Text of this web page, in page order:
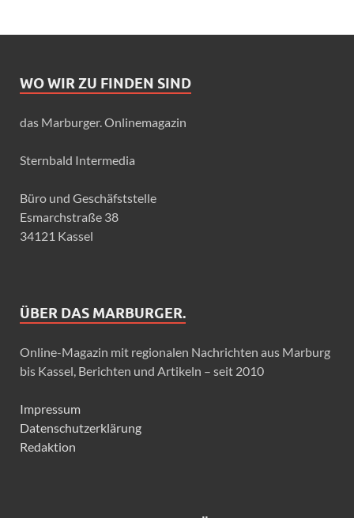
WO WIR ZU FINDEN SIND
das Marburger. Onlinemagazin
Sternbald Intermedia
Büro und Geschäfststelle
Esmarchstraße 38
34121 Kassel
ÜBER DAS MARBURGER.
Online-Magazin mit regionalen Nachrichten aus Marburg
bis Kassel, Berichten und Artikeln – seit 2010
Impressum
Datenschutzerklärung
Redaktion